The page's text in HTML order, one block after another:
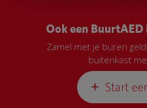
Ook een
Zamel met je buren
buitenkast
Start